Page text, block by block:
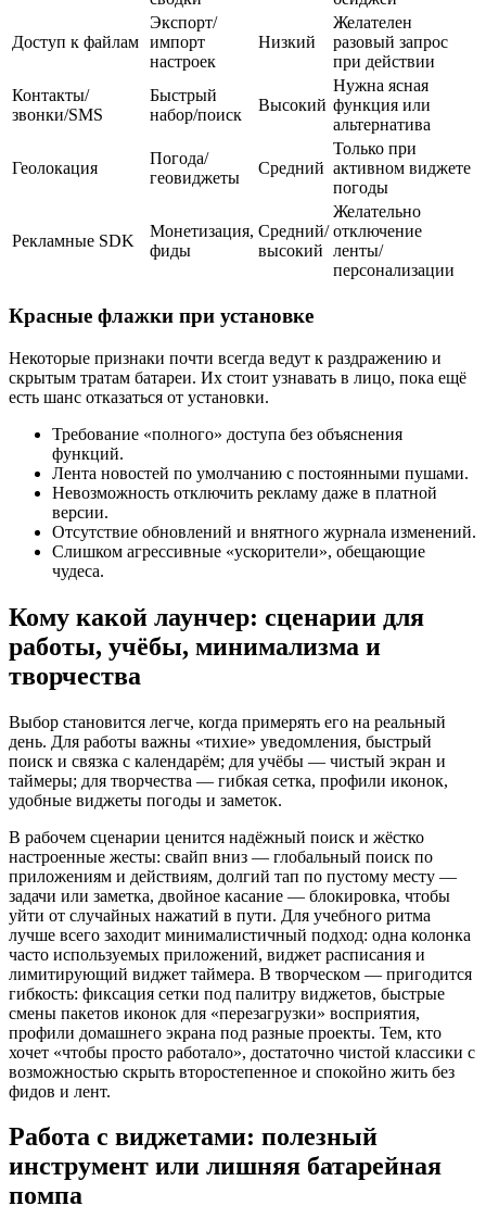
Доступ к файлам
Экспорт/
импорт
настроек
Низкий
Желателен
разовый запрос
при действии
Контакты/
звонки/SMS
Быстрый
набор/поиск
Высокий
Нужна ясная
функция или
альтернатива
Геолокация
Погода/
геовиджеты
Средний
Только при
активном виджете
погоды
Рекламные SDK
Монетизация,
фиды
Средний/
высокий
Желательно
отключение
ленты/
персонализации
Красные флажки при установке
Некоторые признаки почти всегда ведут к раздражению и
скрытым тратам батареи. Их стоит узнавать в лицо, пока ещё
есть шанс отказаться от установки.
Требование «полного» доступа без объяснения
функций.
Лента новостей по умолчанию с постоянными пушами.
Невозможность отключить рекламу даже в платной
версии.
Отсутствие обновлений и внятного журнала изменений.
Слишком агрессивные «ускорители», обещающие
чудеса.
Кому какой лаунчер: сценарии для
работы, учёбы, минимализма и
творчества
Выбор становится легче, когда примерять его на реальный
день. Для работы важны «тихие» уведомления, быстрый
поиск и связка с календарём; для учёбы — чистый экран и
таймеры; для творчества — гибкая сетка, профили иконок,
удобные виджеты погоды и заметок.
В рабочем сценарии ценится надёжный поиск и жёстко
настроенные жесты: свайп вниз — глобальный поиск по
приложениям и действиям, долгий тап по пустому месту —
задачи или заметка, двойное касание — блокировка, чтобы
уйти от случайных нажатий в пути. Для учебного ритма
лучше всего заходит минималистичный подход: одна колонка
часто используемых приложений, виджет расписания и
лимитирующий виджет таймера. В творческом — пригодится
гибкость: фиксация сетки под палитру виджетов, быстрые
смены пакетов иконок для «перезагрузки» восприятия,
профили домашнего экрана под разные проекты. Тем, кто
хочет «чтобы просто работало», достаточно чистой классики с
возможностью скрыть второстепенное и спокойно жить без
фидов и лент.
Работа с виджетами: полезный
инструмент или лишняя батарейная
помпа